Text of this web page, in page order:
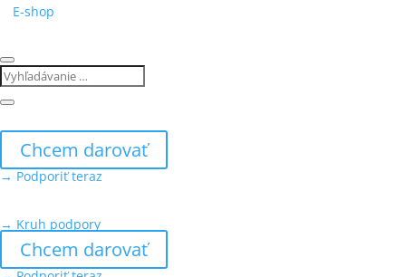
E-shop
Chcem darovať
→ Podporiť teraz
→ Kruh podpory
Chcem darovať